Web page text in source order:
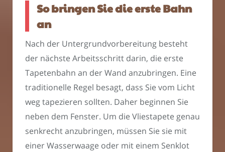
So bringen Sie die erste Bahn
an
Nach der Untergrundvorbereitung besteht
der nächste Arbeitsschritt darin, die erste
Tapetenbahn an der Wand anzubringen. Eine
traditionelle Regel besagt, dass Sie vom Licht
weg tapezieren sollten. Daher beginnen Sie
neben dem Fenster. Um die Vliestapete genau
senkrecht anzubringen, müssen Sie sie mit
einer Wasserwaage oder mit einem Senklot